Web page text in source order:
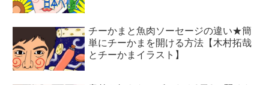
チーかまと魚肉ソーセージの違い★簡
単にチーかまを開ける方法【木村拓哉
とチーかまイラスト】